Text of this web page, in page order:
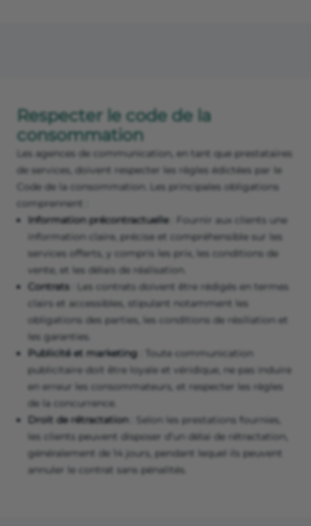
Respecter le code de la
consommation
Les agences de communication, en tant que prestataires
de services, doivent respecter les règles édictées par le
Code de la consommation. Les principales obligations
comprennent :
Information précontractuelle: Fournir aux clients une
information claire, précise et compréhensible sur les
services offerts, y compris les prix, les conditions de
vente, et les délais de réalisation.
Contrats : Les contrats doivent être rédigés en termes
clairs et accessibles, stipulant notamment les
obligations des parties, les conditions de résiliation et
les garanties.
Publicité et marketing : Toute communication
publicitaire doit être loyale et véridique, ne pas induire
en erreur les consommateurs, et respecter les règles
de la concurrence.
Droit de rétractation : Selon les prestations fournies,
les clients peuvent disposer d’un délai de rétractation,
généralement de 14 jours, pendant lequel ils peuvent
annuler le contrat sans pénalités.